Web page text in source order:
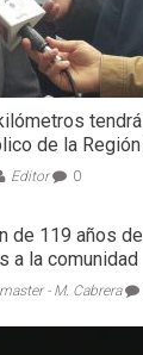
de la
Editor 0
de 119 años
a la comunidad
- M. Cabrera